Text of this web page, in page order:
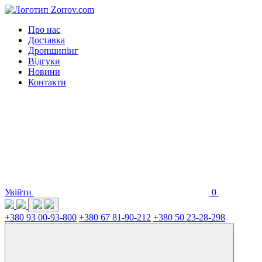
Про нас
Доставка
Дропшипінг
Відгуки
Новини
Контакти
Увійти 0
+380 93 00-93-800 +380 67 81-90-212 +380 50 23-28-298